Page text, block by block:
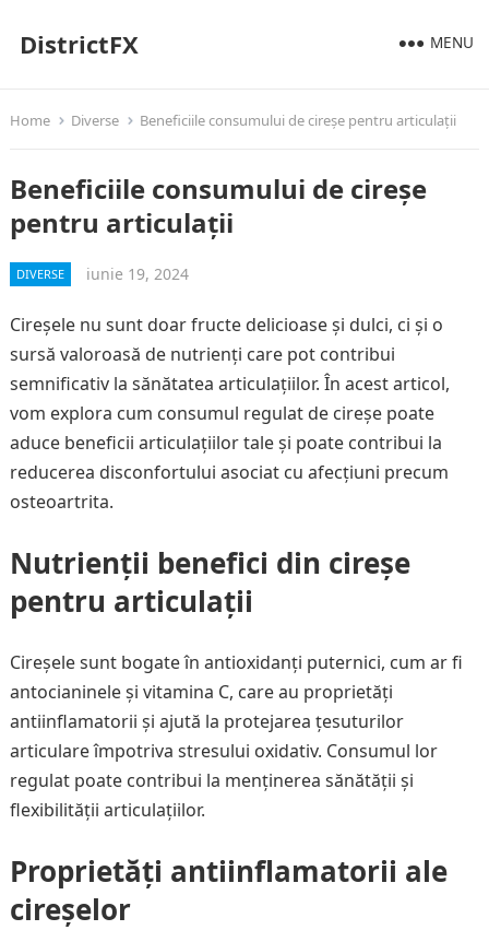
DistrictFX MENU
Home Diverse Beneficiile consumului de cireșe pentru articulații
Beneficiile consumului de cireșe
pentru articulații
DIVERSE iunie 19, 2024
Cireșele nu sunt doar fructe delicioase și dulci, ci și o
sursă valoroasă de nutrienți care pot contribui
semnificativ la sănătatea articulațiilor. În acest articol,
vom explora cum consumul regulat de cireșe poate
aduce beneficii articulațiilor tale și poate contribui la
reducerea disconfortului asociat cu afecțiuni precum
osteoartrita.
Nutrienții benefici din cireșe
pentru articulații
Cireșele sunt bogate în antioxidanți puternici, cum ar fi
antocianinele și vitamina C, care au proprietăți
antiinflamatorii și ajută la protejarea țesuturilor
articulare împotriva stresului oxidativ. Consumul lor
regulat poate contribui la menținerea sănătății și
flexibilității articulațiilor.
Proprietăți antiinflamatorii ale
cireșelor